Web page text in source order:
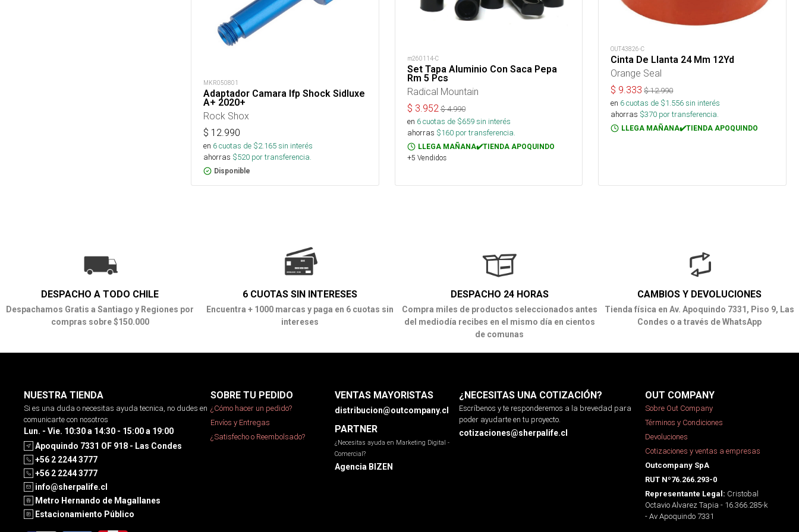
MKR050801
Adaptador Camara Ifp Shock Sidluxe
A+ 2020+
Rock Shox
$ 12.990
en 6cuotas de $2.165sin interés
ahorras $520 por transferencia.
Disponible
m260114-C
Set Tapa Aluminio Con Saca Pepa
Rm 5 Pcs
Radical Mountain
$ 3.952 $4.990
en 6cuotas de $659sin interés
ahorras $160por transferencia.
LLEGA MAÑANA✔️TIENDA APOQUINDO
+5 Vendidos
OUT43826-C
Cinta De Llanta 24 Mm 12Yd
Orange Seal
$ 9.333 $12.990
en 6cuotas de $1.556sin interés
ahorras $370 por transferencia.
LLEGA MAÑANA✔️TIENDA APOQUINDO
DESPACHO A TODO CHILE
Despachamos Gratis a Santiago y Regiones por
compras sobre $150.000
6 CUOTAS SIN INTERESES
Encuentra + 1000 marcas y paga en 6 cuotas sin
intereses
DESPACHO 24 HORAS
Compra miles de productos seleccionados antes
del mediodía recibes en el mismo día en cientos
de comunas
CAMBIOS Y DEVOLUCIONES
Tienda física en Av. Apoquindo 7331, Piso 9, Las
Condes o a través de WhatsApp
NUESTRA TIENDA
Si es una duda o necesitas ayuda tecnica, no dudes en
comunicarte con nosotros
Lun. - Vie. 10:30 a 14:30 - 15:00 a 19:00
Apoquindo 7331 OF 918 - Las Condes
+56 2 2244 3777
+56 2 2244 3777
info@sherpalife.cl
Metro Hernando de Magallanes
Estacionamiento Público
SOBRE TU PEDIDO
¿Cómo hacer un pedido?
Envíos y Entregas
¿Satisfecho o Reembolsado?
VENTAS MAYORISTAS
distribucion@outcompany.cl
PARTNER
¿Necesitas ayuda en Marketing Digital -
Comercial?
Agencia BIZEN
¿NECESITAS UNA COTIZACIÓN?
Escríbenos y te responderemos a la brevedad para
poder ayudarte en tu proyecto.
cotizaciones@sherpalife.cl
OUT COMPANY
Sobre Out Company
Términos y Condiciones
Devoluciones
Cotizaciones y ventas a empresas
Outcompany SpA
RUT Nº76.266.293-0
Representante Legal: Cristobal
Octavio Alvarez Tapia - 16.366.285-k
- Av Apoquindo 7331